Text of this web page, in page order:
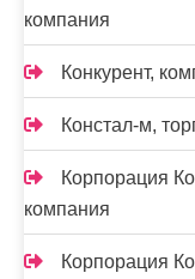
компания
Конкурент,
Констал-м,
Корпорация
компания
Корпорация